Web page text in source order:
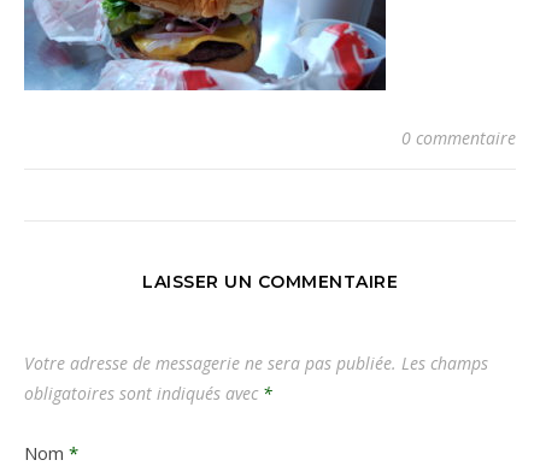
0 commentaire
LAISSER UN COMMENTAIRE
Votre adresse de messagerie ne sera pas publiée. Les champs
obligatoires sont indiqués avec *
Nom *